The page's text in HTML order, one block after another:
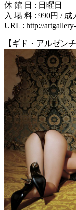
休 館 日 : 日曜日
入 場 料 : 990円 / 成
URL : http://
【ギド・アルゼン